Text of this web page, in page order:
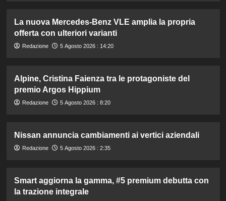
La nuova Mercedes-Benz VLE amplia la propria
offerta con ulteriori varianti
Redazione 5 Agosto 2026 : 14:20
Alpine, Cristina Faienza tra le protagoniste del
premio Argos Hippium
Redazione 5 Agosto 2026 : 8:20
Nissan annuncia cambiamenti ai vertici aziendali
Redazione 5 Agosto 2026 : 2:35
Smart aggiorna la gamma, #5 premium debutta con
la trazione integrale